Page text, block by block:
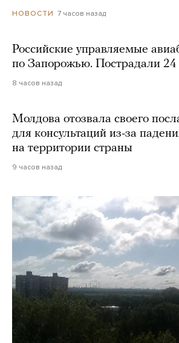
НОВОСТИ 7 часов назад
Российские управляемые
по Запорожью. Пострадали 24
8 часов назад
Молдова отозвала своего
для консультаций из-за
на территории страны
9 часов назад